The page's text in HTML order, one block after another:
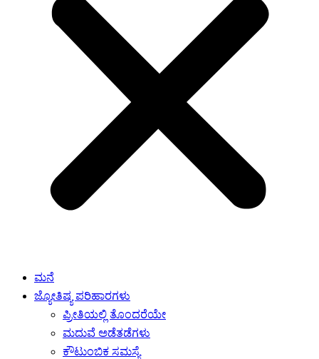
ಮನೆ
ಜ್ಯೋತಿಷ್ಯ ಪರಿಹಾರಗಳು
ಪ್ರೀತಿಯಲ್ಲಿ ತೊಂದರೆಯೇ
ಮದುವೆ ಅಡೆತಡೆಗಳು
ಕೌಟುಂಬಿಕ ಸಮಸ್ಯೆ